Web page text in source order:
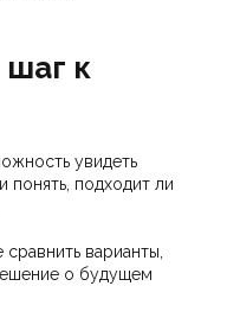
к
увидеть
понять, подходит ли
варианты,
о будущем